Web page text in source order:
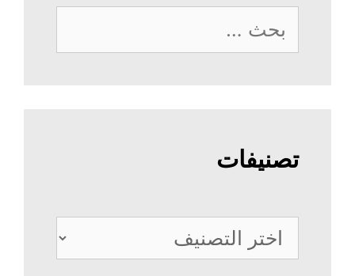
البحث
عن:
تصنيفات
تصنيفات